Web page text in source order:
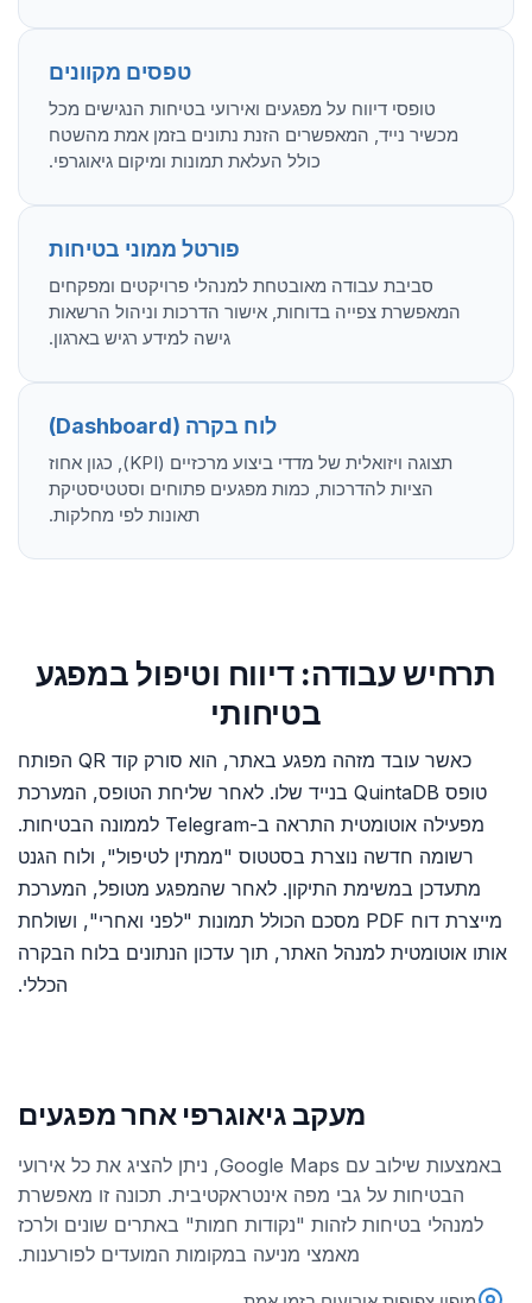
טפסים מקוונים
טופסי דיווח על מפגעים ואירועי בטיחות הנגישים מכל
מכשיר נייד, המאפשרים הזנת נתונים בזמן אמת מהשטח
כולל העלאת תמונות ומיקום גיאוגרפי.
פורטל ממוני בטיחות
סביבת עבודה מאובטחת למנהלי פרויקטים ומפקחים
המאפשרת צפייה בדוחות, אישור הדרכות וניהול הרשאות
גישה למידע רגיש בארגון.
לוח בקרה (Dashboard)
תצוגה ויזואלית של מדדי ביצוע מרכזיים (KPI), כגון אחוז
הציות להדרכות, כמות מפגעים פתוחים וסטטיסטיקת
תאונות לפי מחלקות.
תרחיש עבודה: דיווח וטיפול במפגע
בטיחותי
כאשר עובד מזהה מפגע באתר, הוא סורק קוד QR הפותח
טופס QuintaDB בנייד שלו. לאחר שליחת הטופס, המערכת
מפעילה אוטומטית התראה ב-Telegram לממונה הבטיחות.
רשומה חדשה נוצרת בסטטוס "ממתין לטיפול", ולוח הגנט
מתעדכן במשימת התיקון. לאחר שהמפגע מטופל, המערכת
מייצרת דוח PDF מסכם הכולל תמונות "לפני ואחרי", ושולחת
אותו אוטומטית למנהל האתר, תוך עדכון הנתונים בלוח הבקרה
הכללי.
מעקב גיאוגרפי אחר מפגעים
באמצעות שילוב עם Google Maps, ניתן להציג את כל אירועי
הבטיחות על גבי מפה אינטראקטיבית. תכונה זו מאפשרת
למנהלי בטיחות לזהות "נקודות חמות" באתרים שונים ולרכז
מאמצי מניעה במקומות המועדים לפורענות.